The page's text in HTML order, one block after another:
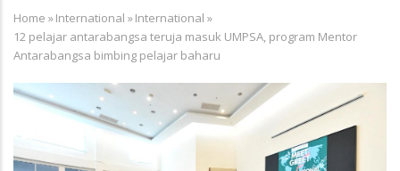
Breadcrumb
Home »International »International »
12 pelajar antarabangsa teruja masuk UMPSA, program Mentor
Antarabangsa bimbing pelajar baharu